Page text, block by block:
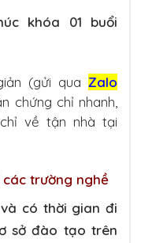
khóa 01 buổi
(gửi qua Zalo
chứng chỉ nhanh,
về tận nhà tại
trường nghề
có thời gian đi
sở đào tạo trên